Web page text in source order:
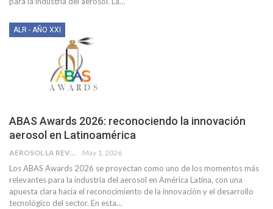
ALR - AÑO XXI
ABAS Awards 2026: reconociendo la innovación
aerosol en Latinoamérica
AEROSOL LA REVISTA May 1, 2026
Los ABAS Awards 2026 se proyectan como uno de los momentos más
relevantes para la industria del aerosol en América Latina, con una
apuesta clara hacia el reconocimiento de la innovación y el desarrollo
tecnológico del sector. En esta…